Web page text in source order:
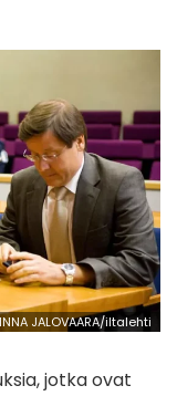
JALOVAARA/iltalehti
jotka ovat